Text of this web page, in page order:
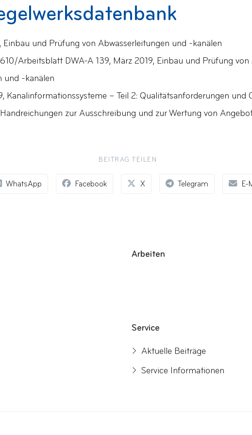
und Prüfung von Abwasserleitungen und -kanälen
Arbeitsblatt DWA-A 139, März 2019, Einbau und Prüfung
und -kanälen
– Teil 2: Qualitätsanforderungen und
zur Ausschreibung und zur Wertung von
BEITRAG TEILEN
WhatsApp Facebook X Telegram E-
Arbeiten
Service
Aktuelle Beiträge
Service Informationen